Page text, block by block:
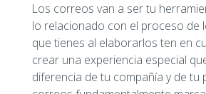
Los correos van a ser tu
lo relacionado con el proceso de
que tienes al elaborarlos ten en
crear una experiencia especial
diferencia de tu compañía y de tu